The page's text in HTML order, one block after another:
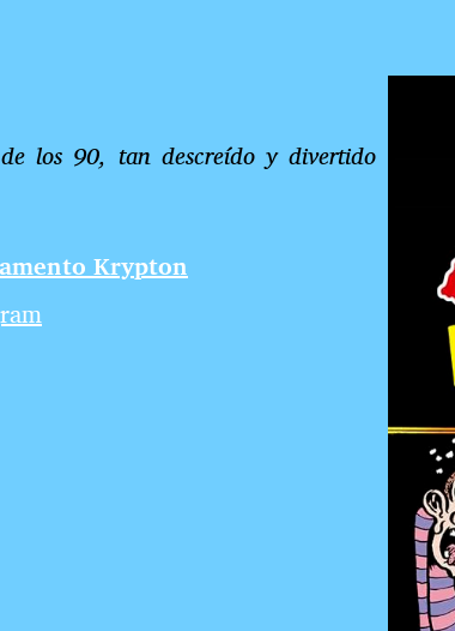
los 90, tan descreído y divertido
Krypton